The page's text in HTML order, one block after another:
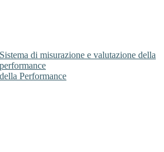
Sistema di misurazione e valutazione della
performance
Performance